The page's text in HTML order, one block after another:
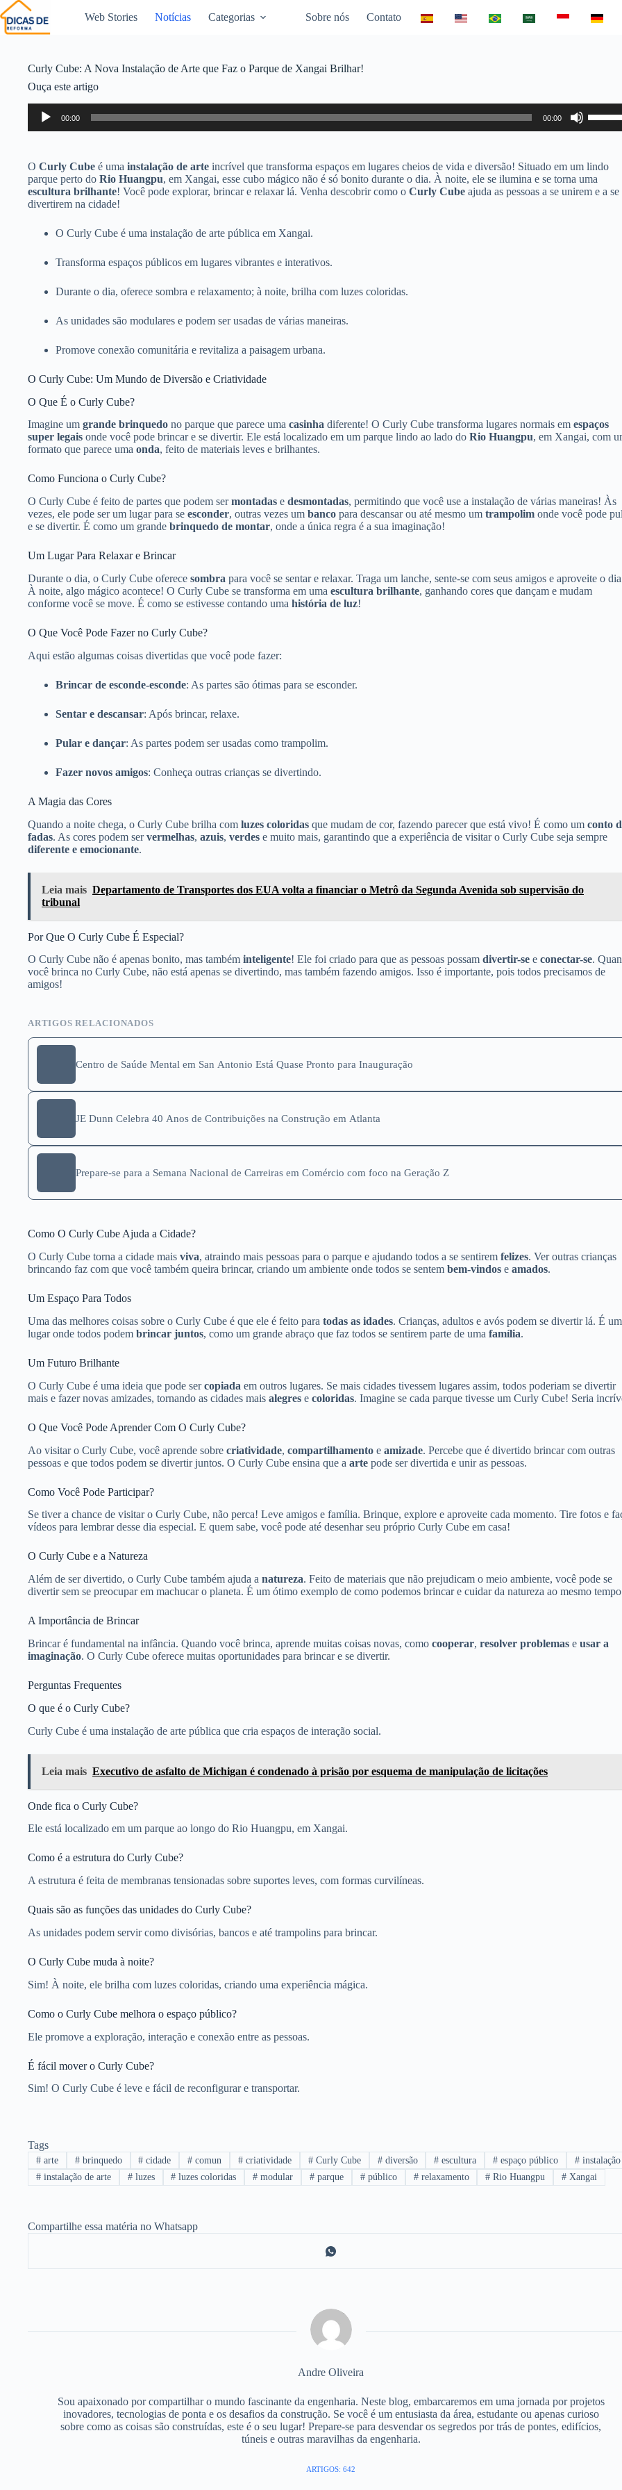
Web Stories Notícias Categorias Sobre nós Contato
Curly Cube: A Nova Instalação de Arte que Faz o Parque de Xangai Brilhar!
Ouça este artigo
Tocador
áudio
00:00 00:00
as
setas
ou
para
baixo
O Curly Cube é uma instalação de arte incrível que transforma espaços em lugares cheios de vida e diversão! Situado em um lindo
parque perto do Rio Huangpu, em Xangai, esse cubo mágico não é só bonito durante o dia. À noite, ele se ilumina e se torna uma
escultura brilhante! Você pode explorar, brincar e relaxar lá. Venha descobrir como o Curly Cube ajuda as pessoas a se unirem e a se
divertirem na cidade!
O Curly Cube é uma instalação de arte pública em Xangai.
Transforma espaços públicos em lugares vibrantes e interativos.
Durante o dia, oferece sombra e relaxamento; à noite, brilha com luzes coloridas.
As unidades são modulares e podem ser usadas de várias maneiras.
Promove conexão comunitária e revitaliza a paisagem urbana.
O Curly Cube: Um Mundo de Diversão e Criatividade
O Que É o Curly Cube?
Imagine um grande brinquedo no parque que parece uma casinha diferente! O Curly Cube transforma lugares normais em espaços
super legais onde você pode brincar e se divertir. Ele está localizado em um parque lindo ao lado do Rio Huangpu, em Xangai, com
formato que parece uma onda, feito de materiais leves e brilhantes.
Como Funciona o Curly Cube?
O Curly Cube é feito de partes que podem sermontadas e desmontadas, permitindo que você use a instalação de várias maneiras! Às
vezes, ele pode ser um lugar para se esconder, outras vezes um banco para descansar ou até mesmo um trampolim onde você pode
e se divertir. É como um grande brinquedo de montar, onde a única regra é a sua imaginação!
Um Lugar Para Relaxar e Brincar
Durante o dia, o Curly Cube oferece sombra para você se sentar e relaxar. Traga um lanche, sente-se com seus amigos e aproveite o
À noite, algo mágico acontece! O Curly Cube se transforma em uma escultura brilhante, ganhando cores que dançam e mudam
conforme você se move. É como se estivesse contando uma história de luz!
O Que Você Pode Fazer no Curly Cube?
Aqui estão algumas coisas divertidas que você pode fazer:
Brincar de esconde-esconde: As partes são ótimas para se esconder.
Sentar e descansar: Após brincar, relaxe.
Pular e dançar: As partes podem ser usadas como trampolim.
Fazer novos amigos: Conheça outras crianças se divertindo.
A Magia das Cores
Quando a noite chega, o Curly Cube brilha com luzes coloridas que mudam de cor, fazendo parecer que está vivo! É como um conto
fadas. As cores podem servermelhas, azuis, verdes e muito mais, garantindo que a experiência de visitar o Curly Cube seja sempre
diferente e emocionante.
Leia mais Departamento de Transportes dos EUA volta a financiar o Metrô da Segunda Avenida sob supervisão do
tribunal
Por Que O Curly Cube É Especial?
O Curly Cube não é apenas bonito, mas também inteligente! Ele foi criado para que as pessoas possam divertir-se e conectar-se.
você brinca no Curly Cube, não está apenas se divertindo, mas também fazendo amigos. Isso é importante, pois todos precisamos de
amigos!
ARTIGOS RELACIONADOS
Centro de Saúde Mental em San Antonio Está Quase Pronto para Inauguração
JE Dunn Celebra 40 Anos de Contribuições na Construção em Atlanta
Prepare-se para a Semana Nacional de Carreiras em Comércio com foco na Geração Z
Como O Curly Cube Ajuda a Cidade?
O Curly Cube torna a cidade mais viva, atraindo mais pessoas para o parque e ajudando todos a se sentirem felizes. Ver outras crianças
brincando faz com que você também queira brincar, criando um ambiente onde todos se sentem bem-vindos e amados.
Um Espaço Para Todos
Uma das melhores coisas sobre o Curly Cube é que ele é feito para todas as idades. Crianças, adultos e avós podem se divertir lá. É um
lugar onde todos podem brincar juntos, como um grande abraço que faz todos se sentirem parte de uma família.
Um Futuro Brilhante
O Curly Cube é uma ideia que pode sercopiada em outros lugares. Se mais cidades tivessem lugares assim, todos poderiam se divertir
mais e fazer novas amizades, tornando as cidades mais alegres e coloridas. Imagine se cada parque tivesse um Curly Cube! Seria
O Que Você Pode Aprender Com O Curly Cube?
Ao visitar o Curly Cube, você aprende sobre criatividade, compartilhamento e amizade. Percebe que é divertido brincar com outras
pessoas e que todos podem se divertir juntos. O Curly Cube ensina que a arte pode ser divertida e unir as pessoas.
Como Você Pode Participar?
Se tiver a chance de visitar o Curly Cube, não perca! Leve amigos e família. Brinque, explore e aproveite cada momento. Tire fotos e
vídeos para lembrar desse dia especial. E quem sabe, você pode até desenhar seu próprio Curly Cube em casa!
O Curly Cube e a Natureza
Além de ser divertido, o Curly Cube também ajuda a natureza. Feito de materiais que não prejudicam o meio ambiente, você pode se
divertir sem se preocupar em machucar o planeta. É um ótimo exemplo de como podemos brincar e cuidar da natureza ao mesmo
A Importância de Brincar
Brincar é fundamental na infância. Quando você brinca, aprende muitas coisas novas, como cooperar, resolver problemas e usar a
imaginação. O Curly Cube oferece muitas oportunidades para brincar e se divertir.
Perguntas Frequentes
O que é o Curly Cube?
Curly Cube é uma instalação de arte pública que cria espaços de interação social.
Leia mais Executivo de asfalto de Michigan é condenado à prisão por esquema de manipulação de licitações
Onde fica o Curly Cube?
Ele está localizado em um parque ao longo do Rio Huangpu, em Xangai.
Como é a estrutura do Curly Cube?
A estrutura é feita de membranas tensionadas sobre suportes leves, com formas curvilíneas.
Quais são as funções das unidades do Curly Cube?
As unidades podem servir como divisórias, bancos e até trampolins para brincar.
O Curly Cube muda à noite?
Sim! À noite, ele brilha com luzes coloridas, criando uma experiência mágica.
Como o Curly Cube melhora o espaço público?
Ele promove a exploração, interação e conexão entre as pessoas.
É fácil mover o Curly Cube?
Sim! O Curly Cube é leve e fácil de reconfigurar e transportar.
Tags
#arte #brinquedo # cidade # comun # criatividade #Curly Cube #diversão # escultura # espaço público #instalação
#instalação de arte #luzes # luzes coloridas # modular # parque #público #relaxamento # Rio Huangpu # Xangai
Compartilhe essa matéria no Whatsapp
Andre Oliveira
Sou apaixonado por compartilhar o mundo fascinante da engenharia. Neste blog, embarcaremos em uma jornada por projetos
inovadores, tecnologias de ponta e os desafios da construção. Se você é um entusiasta da área, estudante ou apenas curioso
sobre como as coisas são construídas, este é o seu lugar! Prepare-se para desvendar os segredos por trás de pontes, edifícios,
túneis e outras maravilhas da engenharia.
ARTIGOS: 642